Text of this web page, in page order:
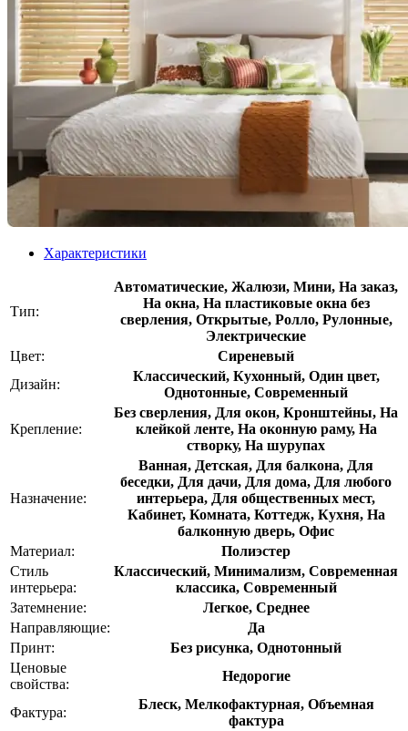
Характеристики
Тип:
Автоматические, Жалюзи, Мини, На заказ,
На окна, На пластиковые окна без
сверления, Открытые, Ролло, Рулонные,
Электрические
Цвет:
Сиреневый
Дизайн:
Классический, Кухонный, Один цвет,
Однотонные, Современный
Крепление:
Без сверления, Для окон, Кронштейны, На
клейкой ленте, На оконную раму, На
створку, На шурупах
Назначение:
Ванная, Детская, Для балкона, Для
беседки, Для дачи, Для дома, Для любого
интерьера, Для общественных мест,
Кабинет, Комната, Коттедж, Кухня, На
балконную дверь, Офис
Материал:
Полиэстер
Стиль
интерьера:
Классический, Минимализм, Современная
классика, Современный
Затемнение:
Легкое, Среднее
Направляющие:
Да
Принт:
Без рисунка, Однотонный
Ценовые
свойства:
Недорогие
Фактура:
Блеск, Мелкофактурная, Объемная
фактура